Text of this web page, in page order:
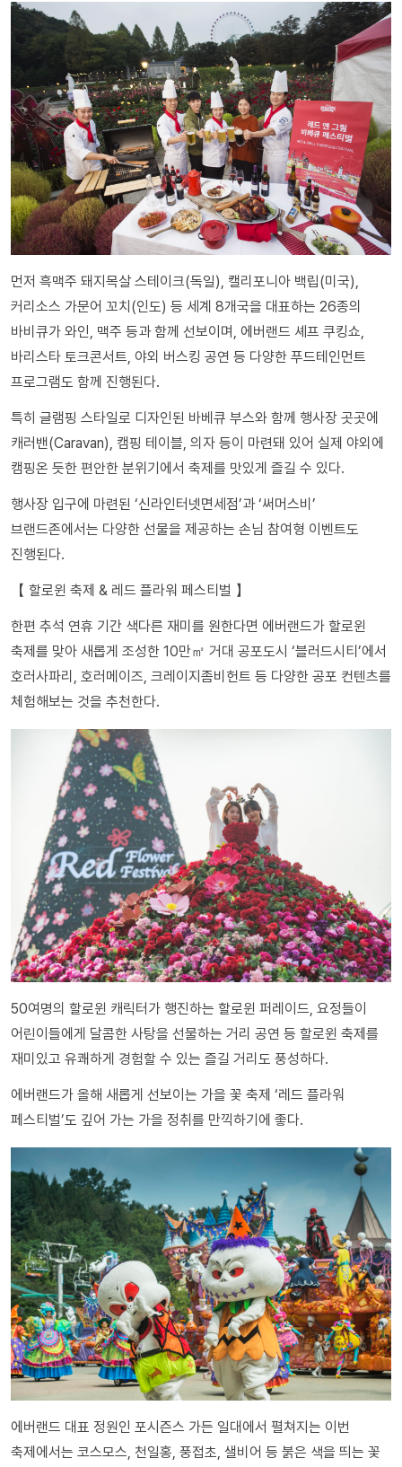
먼저 흑맥주 돼지목살 스테이크(독일), 캘리포니아 백립(미국),
커리소스 가문어 꼬치(인도) 등 세계 8개국을 대표하는 26종의
바비큐가 와인, 맥주 등과 함께 선보이며, 에버랜드 셰프 쿠킹쇼,
바리스타 토크콘서트, 야외 버스킹 공연 등 다양한 푸드테인먼트
프로그램도 함께 진행된다.
특히 글램핑 스타일로 디자인된 바베큐 부스와 함께 행사장 곳곳에
캐러밴(Caravan), 캠핑 테이블, 의자 등이 마련돼 있어 실제 야외에
캠핑온 듯한 편안한 분위기에서 축제를 맛있게 즐길 수 있다.
행사장 입구에 마련된 ‘신라인터넷면세점’과 ‘써머스비’
브랜드존에서는 다양한 선물을 제공하는 손님 참여형 이벤트도
진행된다.
【 할로윈 축제 & 레드 플라워 페스티벌 】
한편 추석 연휴 기간 색다른 재미를 원한다면 에버랜드가 할로윈
축제를 맞아 새롭게 조성한 10만㎡ 거대 공포도시 ‘블러드시티’에서
호러사파리, 호러메이즈, 크레이지좀비헌트 등 다양한 공포 컨텐츠를
체험해보는 것을 추천한다.
50여명의 할로윈 캐릭터가 행진하는 할로윈 퍼레이드, 요정들이
어린이들에게 달콤한 사탕을 선물하는 거리 공연 등 할로윈 축제를
재미있고 유쾌하게 경험할 수 있는 즐길 거리도 풍성하다.
에버랜드가 올해 새롭게 선보이는 가을 꽃 축제 ‘레드 플라워
페스티벌’도 깊어 가는 가을 정취를 만끽하기에 좋다.
에버랜드 대표 정원인 포시즌스 가든 일대에서 펼쳐지는 이번
축제에서는 코스모스, 천일홍, 풍접초, 샐비어 등 붉은 색을 띄는 꽃